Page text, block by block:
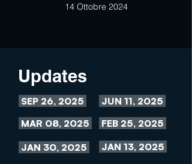
14 Ottobre 2024
Updates
SEP 26, 2025
JUN 11, 2025
MAR 08, 2025
FEB 25, 2025
JAN 30, 2025
JAN 13, 2025